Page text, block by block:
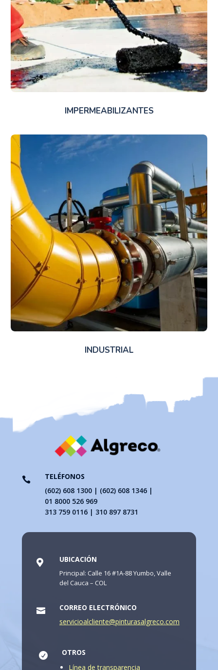
IMPERMEABILIZANTES
INDUSTRIAL

TELÉFONOS
(602) 608 1300 | (602) 608 1346 |
01 8000 526 969
313 759 0116 | 310 897 8731
 UBICACIÓN
Principal: Calle 16 #1A-88 Yumbo, Valle
del Cauca – COL

CORREO ELECTRÓNICO
servicioalcliente@pinturasalgreco.com

OTROS
Línea de transparencia